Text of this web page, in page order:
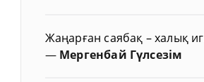
Жаңарған саябақ – халық
— Мергенбай Гүлсезім